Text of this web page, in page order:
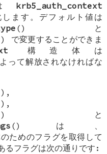
krb5_auth_context
ます。デフォルト値は
() と
で変更することができま
構造体は
って解放されなければな
と
() は、
ためのフラグを取得して
るフラグは次の通りです: